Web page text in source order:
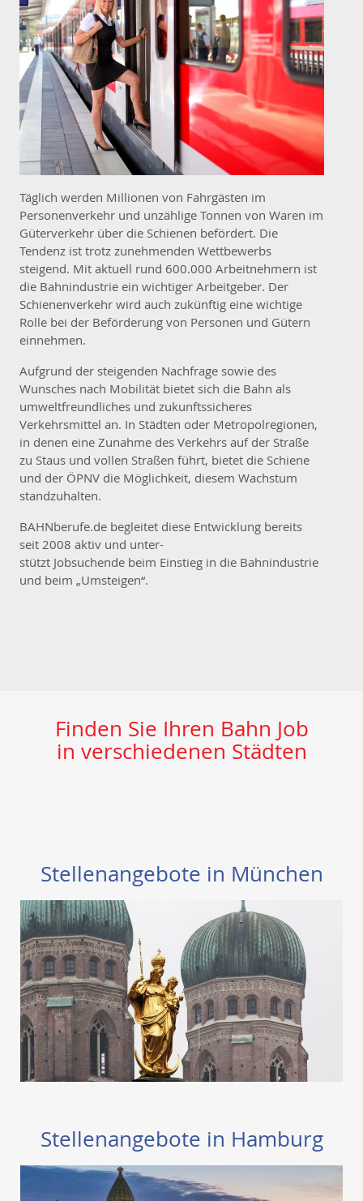
Täglich werden Millionen von Fahrgästen im
Personenverkehr und unzählige Tonnen von Waren im
Güterverkehr über die Schienen befördert. Die
Tendenz ist trotz zunehmenden Wettbewerbs
steigend. Mit aktuell rund 600.000 Arbeitnehmern ist
die Bahnindustrie ein wichtiger Arbeitgeber. Der
Schienenverkehr wird auch zukünftig eine wichtige
Rolle bei der Beförderung von Personen und Gütern
einnehmen.
Aufgrund der steigenden Nachfrage sowie des
Wunsches nach Mobilität bietet sich die Bahn als
umweltfreundliches und zukunftssicheres
Verkehrsmittel an. In Städten oder Metropolregionen,
in denen eine Zunahme des Verkehrs auf der Straße
zu Staus und vollen Straßen führt, bietet die Schiene
und der ÖPNV die Möglichkeit, diesem Wachstum
standzuhalten.
BAHNberufe.de begleitet diese Entwicklung bereits
seit 2008 aktiv und unter-
stützt Jobsuchende beim Einstieg in die Bahnindustrie
und beim „Umsteigen“.
Finden Sie Ihren Bahn Job
in verschiedenen Städten
Stellenangebote in München
Stellenangebote in Hamburg